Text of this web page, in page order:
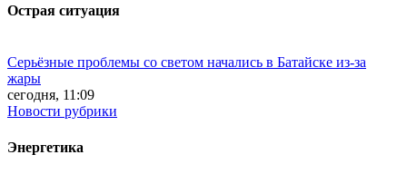
Острая ситуация
Серьёзные проблемы со светом начались в Батайске из-за
жары
сегодня, 11:09
Новости рубрики
Энергетика